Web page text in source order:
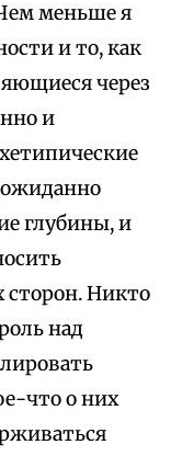
меньше я
и то, как
через
и
глубины, и
сторон. Никто
над
что о них